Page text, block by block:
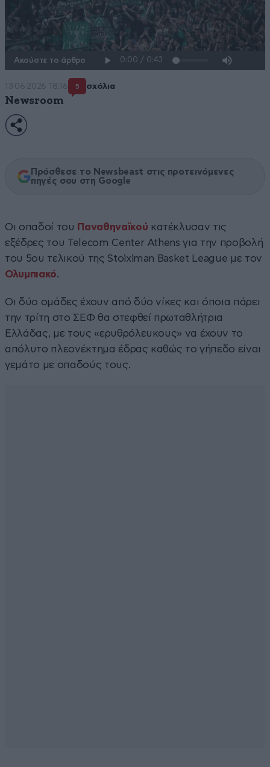
Ακούστε το άρθρο
13·06·2026 18:16 5 σχόλια
Newsroom
Πρόσθεσε το Newsbeast στις προτεινόμενες
πηγές σου στη Google
Οι οπαδοί του Παναθηναϊκού κατέκλυσαν τις
εξέδρες του Telecom Center Athens για την προβολή
του 5ου τελικού της Stoiximan Basket League με τον
Ολυμπιακό.
Οι δύο ομάδες έχουν από δύο νίκες και όποια πάρει
την τρίτη στο ΣΕΦ θα στεφθεί πρωταθλήτρια
Ελλάδας, με τους «ερυθρόλευκους» να έχουν το
απόλυτο πλεονέκτημα έδρας καθώς το γήπεδο είναι
γεμάτο με οπαδούς τους.